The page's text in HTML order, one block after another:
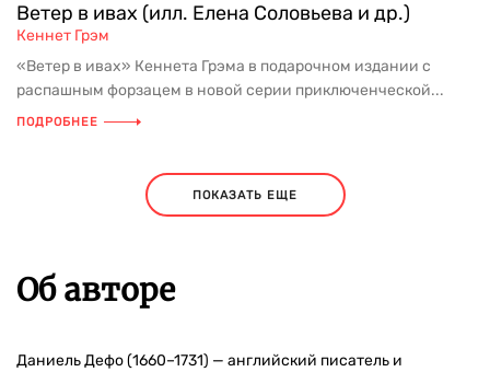
Ветер в ивах (илл. Елена Соловьева и др.)
Кеннет Грэм
«Ветер в ивах» Кеннета Грэма в подарочном издании с
распашным форзацем в новой серии приключенческой...
ПОДРОБНЕЕ
ПОКАЗАТЬ ЕЩЕ
Об авторе
Даниель Дефо (1660–1731) — английский писатель и